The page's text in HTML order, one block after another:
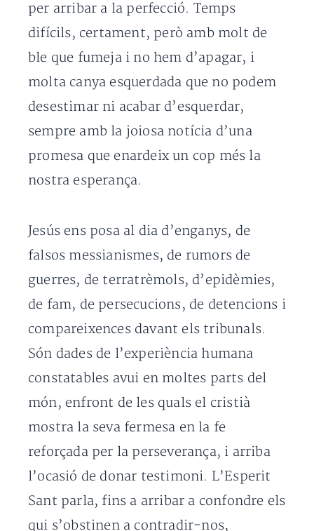
per arribar a la perfecció. Temps
difícils, certament, però amb molt de
ble que fumeja i no hem d’apagar, i
molta canya esquerdada que no podem
desestimar ni acabar d’esquerdar,
sempre amb la joiosa notícia d’una
promesa que enardeix un cop més la
nostra esperança.
Jesús ens posa al dia d’enganys, de
falsos messianismes, de rumors de
guerres, de terratrèmols, d’epidèmies,
de fam, de persecucions, de detencions i
compareixences davant els tribunals.
Són dades de l’experiència humana
constatables avui en moltes parts del
món, enfront de les quals el cristià
mostra la seva fermesa en la fe
reforçada per la perseverança, i arriba
l’ocasió de donar testimoni. L’Esperit
Sant parla, fins a arribar a confondre els
qui s’obstinen a contradir-nos,